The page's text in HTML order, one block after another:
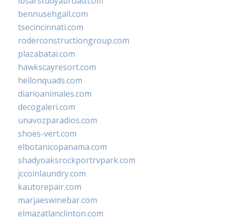
bennusehgall.com
tsecincinnati.com
roderconstructiongroup.com
plazabatai.com
hawkscayresort.com
hellonquads.com
diarioanimales.com
decogaleri.com
unavozparadios.com
shoes-vert.com
elbotanicopanama.com
shadyoaksrockportrvpark.com
jccoinlaundry.com
kautorepair.com
marjaeswinebar.com
elmazatlanclinton.com